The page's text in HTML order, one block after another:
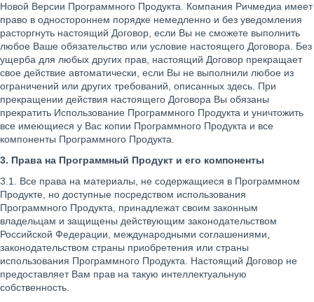
Новой Версии Программного Продукта. Компания Ричмедиа имеет
право в одностороннем порядке немедленно и без уведомления
расторгнуть настоящий Договор, если Вы не сможете выполнить
любое Ваше обязательство или условие настоящего Договора. Без
ущерба для любых других прав, настоящий Договор прекращает
свое действие автоматически, если Вы не выполнили любое из
ограничений или других требований, описанных здесь. При
прекращении действия настоящего Договора Вы обязаны
прекратить Использование Программного Продукта и уничтожить
все имеющиеся у Вас копии Программного Продукта и все
компоненты Программного Продукта.
3. Права на Программный Продукт и его компоненты
3.1. Все права на материалы, не содержащиеся в Программном
Продукте, но доступные посредством использования
Программного Продукта, принадлежат своим законным
владельцам и защищены действующим законодательством
Российской Федерации, международными соглашениями,
законодательством страны приобретения или страны
использования Программного Продукта. Настоящий Договор не
предоставляет Вам прав на такую интеллектуальную
собственность.